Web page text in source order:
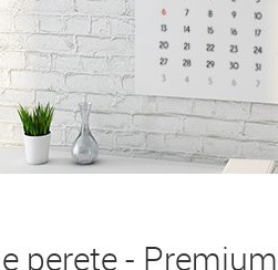
perete - Premium